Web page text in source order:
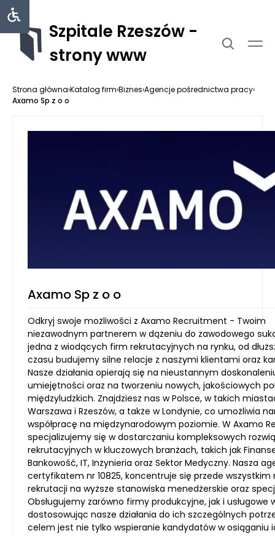
Szpitale Rzeszów -
strony www
Strona główna›Katalog firm›Biznes›Agencje pośrednictwa pracy›
Axamo Sp z o o
Axamo Sp z o o
Odkryj swoje możliwości z Axamo Recruitment - Twoim
niezawodnym partnerem w dążeniu do zawodowego
jedna z wiodących firm rekrutacyjnych na rynku, od
czasu budujemy silne relacje z naszymi klientami oraz
Nasze działania opierają się na nieustannym
umiejętności oraz na tworzeniu nowych, jakościowych
międzyludzkich. Znajdziesz nas w Polsce, w takich
Warszawa i Rzeszów, a także w Londynie, co umożliwia
współpracę na międzynarodowym poziomie. W Axamo
specjalizujemy się w dostarczaniu kompleksowych
rekrutacyjnych w kluczowych branżach, takich jak
Bankowość, IT, Inżynieria oraz Sektor Medyczny. Nasza
certyfikatem nr 10825, koncentruje się przede wszystkim
rekrutacji na wyższe stanowiska menedżerskie oraz
Obsługujemy zarówno firmy produkcyjne, jak i usługowe
dostosowując nasze działania do ich szczególnych
celem jest nie tylko wspieranie kandydatów w osiąganiu